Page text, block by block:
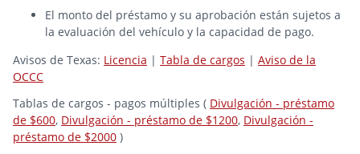
El monto del préstamo y su aprobación están sujetos a
la evaluación del vehículo y la capacidad de pago.
Avisos de Texas: Licencia | Tabla de cargos | Aviso de la
OCCC
Tablas de cargos - pagos múltiples ( Divulgación - préstamo
de $600, Divulgación - préstamo de $1200, Divulgación -
préstamo de $2000 )